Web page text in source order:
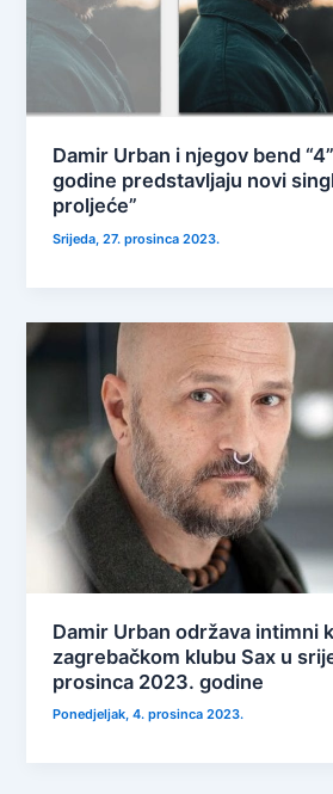
Damir Urban i njegov bend
godine predstavljaju novi
proljeće”
Srijeda, 27. prosinca 2023.
Damir Urban održava intimni
zagrebačkom klubu Sax u
prosinca 2023. godine
Ponedjeljak, 4. prosinca 2023.